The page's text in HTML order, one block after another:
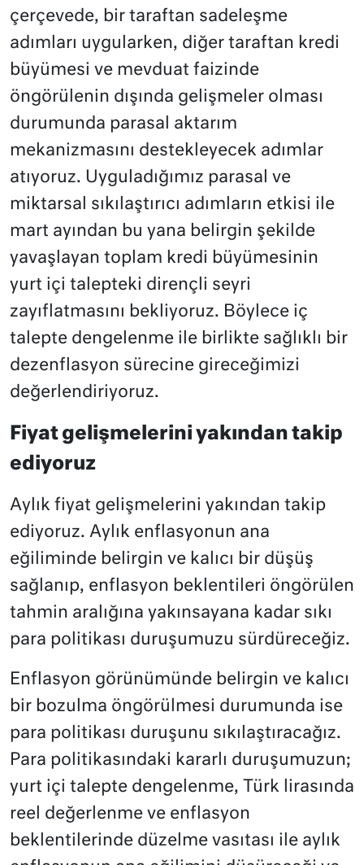
çerçevede, bir taraftan sadeleşme
adımları uygularken, diğer taraftan kredi
büyümesi ve mevduat faizinde
öngörülenin dışında gelişmeler olması
durumunda parasal aktarım
mekanizmasını destekleyecek adımlar
atıyoruz. Uyguladığımız parasal ve
miktarsal sıkılaştırıcı adımların etkisi ile
mart ayından bu yana belirgin şekilde
yavaşlayan toplam kredi büyümesinin
yurt içi talepteki dirençli seyri
zayıflatmasını bekliyoruz. Böylece iç
talepte dengelenme ile birlikte sağlıklı bir
dezenflasyon sürecine gireceğimizi
değerlendiriyoruz.
Fiyat gelişmelerini yakından takip
ediyoruz
Aylık fiyat gelişmelerini yakından takip
ediyoruz. Aylık enflasyonun ana
eğiliminde belirgin ve kalıcı bir düşüş
sağlanıp, enflasyon beklentileri öngörülen
tahmin aralığına yakınsayana kadar sıkı
para politikası duruşumuzu sürdüreceğiz.
Enflasyon görünümünde belirgin ve kalıcı
bir bozulma öngörülmesi durumunda ise
para politikası duruşunu sıkılaştıracağız.
Para politikasındaki kararlı duruşumuzun;
yurt içi talepte dengelenme, Türk lirasında
reel değerlenme ve enflasyon
beklentilerinde düzelme vasıtası ile aylık